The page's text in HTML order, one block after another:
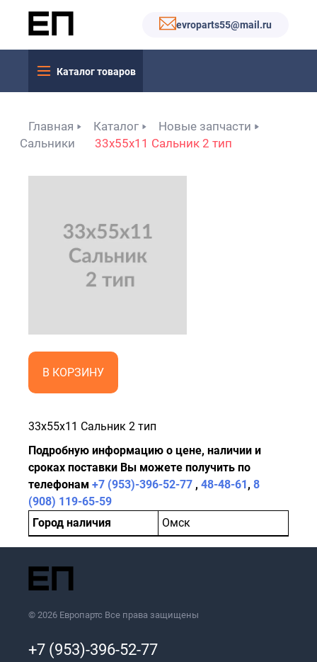
evroparts55@mail.ru
Каталог товаров
Главная Каталог
Новые запчасти
Сальники
33x55x11 Сальник 2 тип
В КОРЗИНУ
33x55x11 Сальник 2 тип
Подробную информацию о цене, наличии и
сроках поставки Вы можете получить по
телефонам +7 (953)-396-52-77 , 48-48-61, 8
(908) 119-65-59
Город наличия
Омск
© 2026 Европартс Все права защищены
+7 (953)-396-52-77